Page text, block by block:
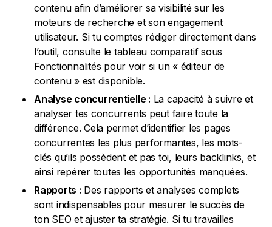
contenu afin d’améliorer sa visibilité sur les
moteurs de recherche et son engagement
utilisateur. Si tu comptes rédiger directement dans
l’outil, consulte le tableau comparatif sous
Fonctionnalités pour voir si un « éditeur de
contenu » est disponible.
Analyse concurrentielle : La capacité à suivre et
analyser tes concurrents peut faire toute la
différence. Cela permet d’identifier les pages
concurrentes les plus performantes, les mots-
clés qu’ils possèdent et pas toi, leurs backlinks, et
ainsi repérer toutes les opportunités manquées.
Rapports : Des rapports et analyses complets
sont indispensables pour mesurer le succès de
ton SEO et ajuster ta stratégie. Si tu travailles